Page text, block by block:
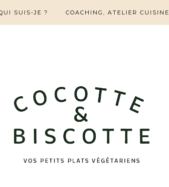
SUIS-JE ? COACHING, ATELIER CUISINE